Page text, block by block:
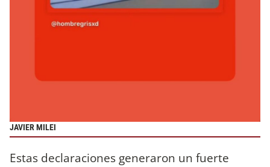
JAVIER MILEI
Estas declaraciones generaron un fuerte